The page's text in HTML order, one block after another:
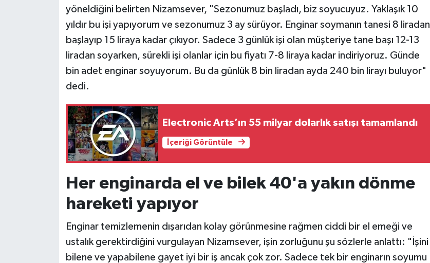
yöneldiğini belirten Nizamsever, "Sezonumuz başladı, biz soyucuyuz. Yaklaşık 10
yıldır bu işi yapıyorum ve sezonumuz 3 ay sürüyor. Enginar soymanın tanesi 8 liradan
başlayıp 15 liraya kadar çıkıyor. Sadece 3 günlük işi olan müşteriye tane başı 12-13
liradan soyarken, sürekli işi olanlar için bu fiyatı 7-8 liraya kadar indiriyoruz. Günde
bin adet enginar soyuyorum. Bu da günlük 8 bin liradan ayda 240 bin lirayı buluyor"
dedi.
Electronic Arts’ın 55 milyar dolarlık satışı tamamlandı
İçeriği Görüntüle
Her enginarda el ve bilek 40'a yakın dönme
hareketi yapıyor
Enginar temizlemenin dışarıdan kolay görünmesine rağmen ciddi bir el emeği ve
ustalık gerektirdiğini vurgulayan Nizamsever, işin zorluğunu şu sözlerle anlattı: "İşini
bilene ve yapabilene gayet iyi bir iş ancak çok zor. Sadece tek bir enginarın soyumu